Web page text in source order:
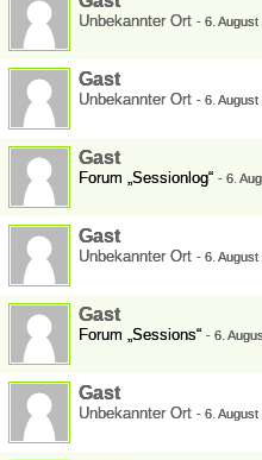
Unbekannter Ort - 6. August
Gast
Unbekannter Ort - 6. August
Gast
Forum „Sessionlog“ - 6.
Gast
Unbekannter Ort - 6. August
Gast
Forum „Sessions“ - 6.
Gast
Unbekannter Ort - 6. August